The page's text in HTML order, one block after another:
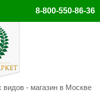
8-800-550-86-36
видов - магазин в Москве